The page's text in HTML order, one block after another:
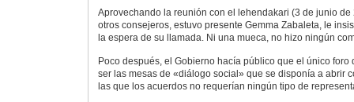
Aprovechando la reunión con el lehendakari (3 de junio de
otros consejeros, estuvo presente Gemma Zabaleta, le
la espera de su llamada. Ni una mueca, no hizo ningún
Poco después, el Gobierno hacía público que el único foro
ser las mesas de «diálogo social» que se disponía a abrir
las que los acuerdos no requerían ningún tipo de